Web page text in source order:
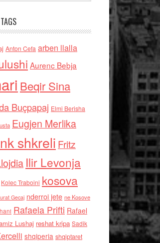
TAGS
Anton Cefa arben llalla
Aurenc Bebja
Beqir Sina
Buçpapaj Elmi Berisha
Eugjen Merlika
shkreli Fritz
Ilir Levonja
Kolec Traboini kosova
Gecaj nderroi jete ne Kosove
Rafaela Prifti Rafael
Lushaj reshat kripa Sadik
shqiperia shqiptaret